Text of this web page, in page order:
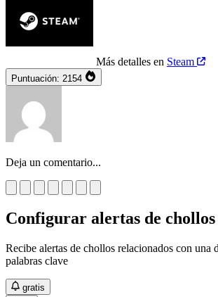
Más detalles en Steam
Puntuación: 2154
Deja un comentario...
Configurar alertas de chollos
Recibe alertas de chollos relacionados con una
palabras clave
gratis